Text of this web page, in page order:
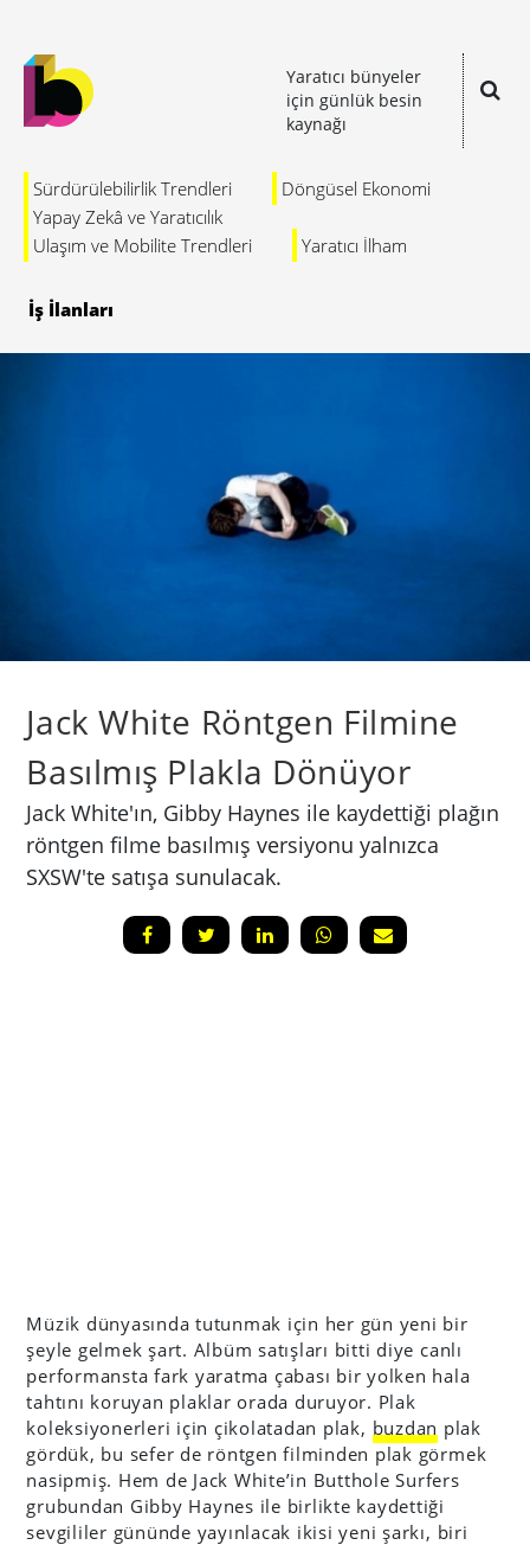
Yaratıcı bünyeler
için günlük besin
kaynağı
Sürdürülebilirlik Trendleri
Döngüsel Ekonomi
Yapay Zekâ ve Yaratıcılık
Ulaşım ve Mobilite Trendleri
Yaratıcı İlham
İş İlanları
Jack White Röntgen Filmine
Basılmış Plakla Dönüyor
Jack White'ın, Gibby Haynes ile kaydettiği plağın
röntgen filme basılmış versiyonu yalnızca
SXSW'te satışa sunulacak.
Müzik dünyasında tutunmak için her gün yeni bir
şeyle gelmek şart. Albüm satışları bitti diye canlı
performansta fark yaratma çabası bir yolken hala
tahtını koruyan plaklar orada duruyor. Plak
koleksiyonerleri için çikolatadan plak, buzdan plak
gördük, bu sefer de röntgen filminden plak görmek
nasipmiş. Hem de Jack White’in Butthole Surfers
grubundan Gibby Haynes ile birlikte kaydettiği
sevgililer gününde yayınlacak ikisi yeni şarkı, biri